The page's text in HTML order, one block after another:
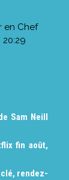
en Chef
20:29
Sam Neill
fin août,
rendez-